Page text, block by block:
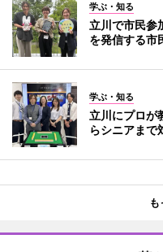
学ぶ・知る
立川で市民
を発信する市
学ぶ・知る
立川にプロ
らシニアまで
も